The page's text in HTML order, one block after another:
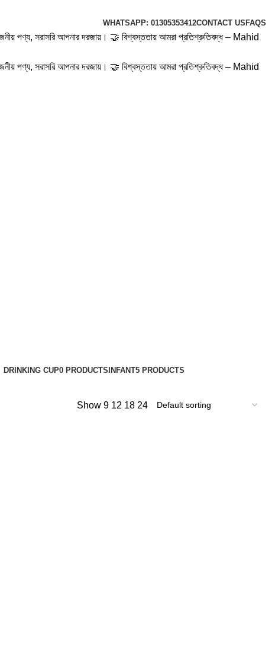
WHATSAPP: 01305353412CONTACT US FAQS
পণ্য, সরাসরি আপনার দরজায়। 🤝 বিশ্বস্ততায় আমরা প্রতিশ্রুতিবদ্ধ – Mahid
পণ্য, সরাসরি আপনার দরজায়। 🤝 বিশ্বস্ততায় আমরা প্রতিশ্রুতিবদ্ধ – Mahid
DRINKING CUP0 PRODUCTS INFANT5 PRODUCTS
Show 9 12 18 24